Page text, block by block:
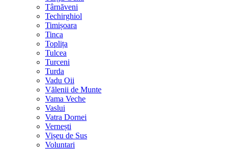
Târnăveni
Techirghiol
Timișoara
Tinca
Toplița
Tulcea
Turceni
Turda
Vadu Oii
Vălenii de Munte
Vama Veche
Vaslui
Vatra Dornei
Vernești
Vișeu de Sus
Voluntari